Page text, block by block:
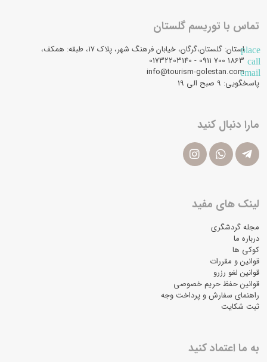
تماس با توریسم گلستان
placeاستان: گلستان،گرگان، خیابان فرهنگ شهر، پلاک 17، طبقه: همکف،
call
email
info@tourism-golestan.com
پاسخگویی: ۹ صبح الی 19
مارا دنبال کنید
لینک های مفید
مجله گردشگری
درباره ما
کوکی ها
قوانین و مقررات
قوانین لغو رزرو
قوانین حفظ حریم خصوصی
راهنمای سفارش و پرداخت وجه
ثبت شکایت
به ما اعتماد کنید